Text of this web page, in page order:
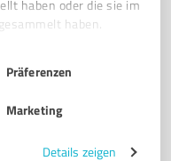
haben oder die sie im
haben.
Präferenzen
Marketing
Details zeigen